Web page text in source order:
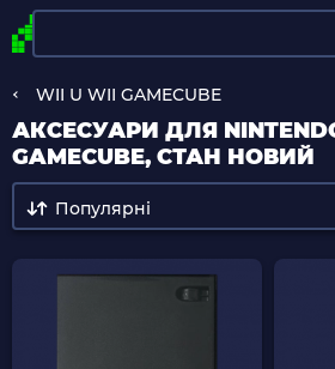
WII U WII GAMECUBE
АКСЕСУАРИ ДЛЯ
GAMECUBE, СТАН НОВИЙ
Популярні